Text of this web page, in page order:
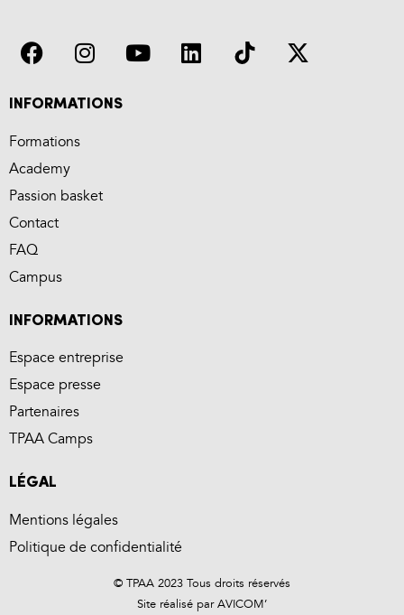
INFORMATIONS
Formations
Academy
Passion basket
Contact
FAQ
Campus
INFORMATIONS
Espace entreprise
Espace presse
Partenaires
TPAA Camps
LÉGAL
Mentions légales
Politique de confidentialité
© TPAA 2023 Tous droits réservés
Site réalisé parAVICOM’